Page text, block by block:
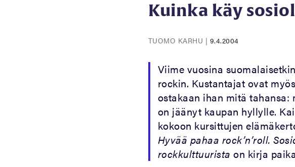
Kuinka käy
TUOMO KARHU | 9.4.2004
Viime vuosina
rockin. Kustantajat ovat
ostakaan ihan mitä
on jäänyt kaupan hyllylle.
kokoon kursittujen
Hyvää pahaa rock’n’roll.
rockkulttuurista on kirja